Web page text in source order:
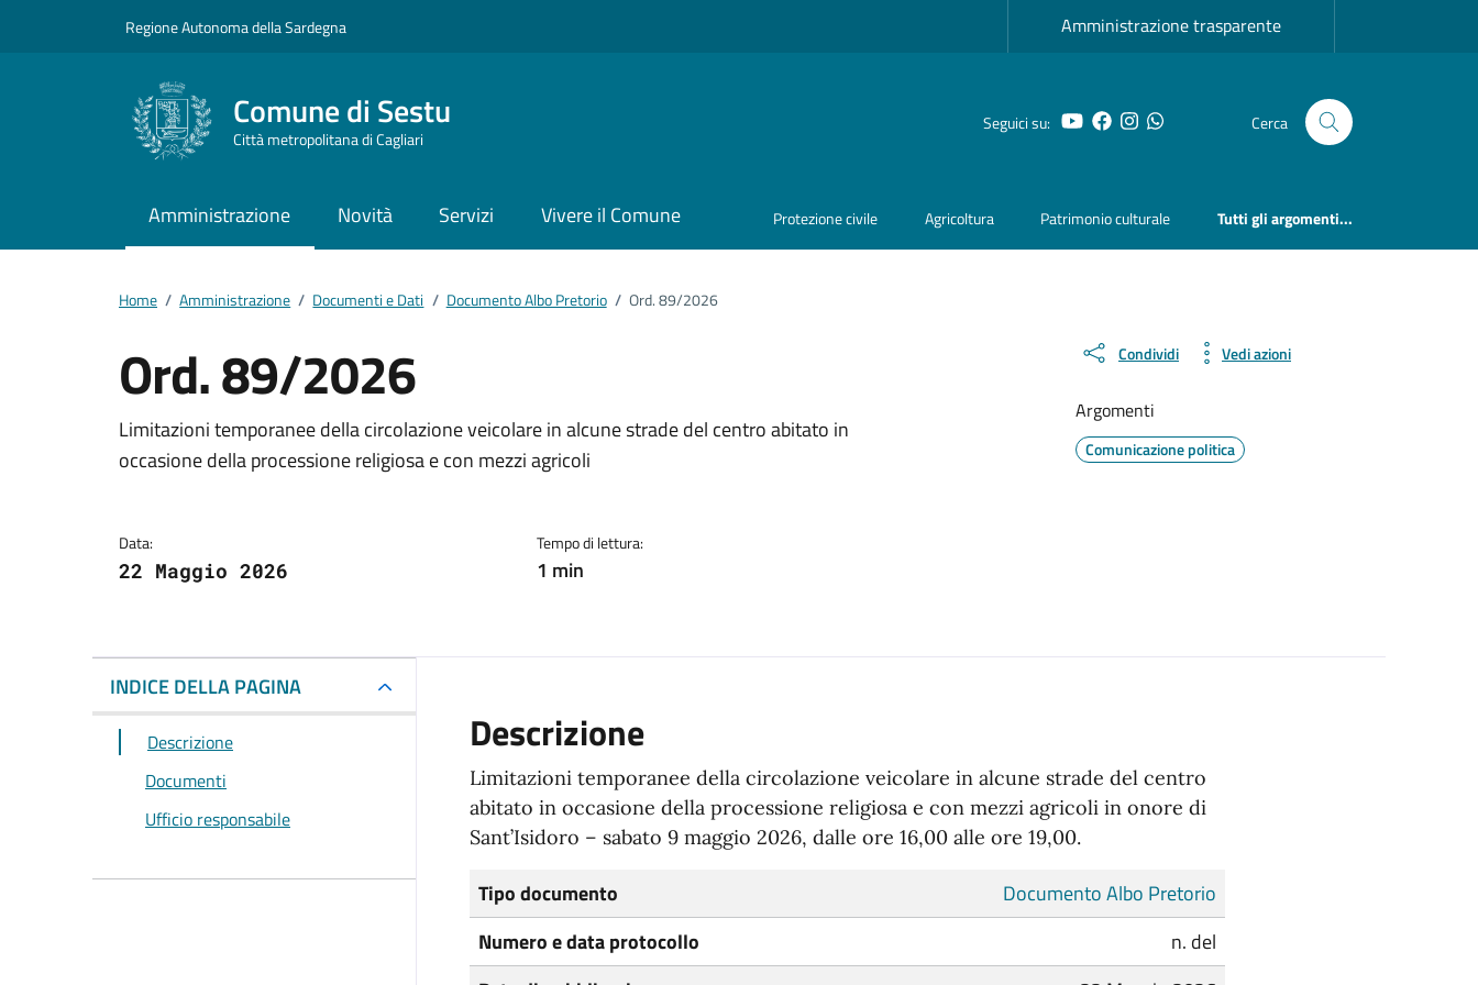
Regione Autonoma della Sardegna Amministrazione trasparente
Comune di Sestu
Città metropolitana di Cagliari
Seguici su: YouTube
Facebook
Instagram
Whatsapp Cerca
Amministrazione Novità Servizi Vivere il Comune Protezione civile Agricoltura Patrimonio culturale Tutti gli argomenti...
Home / Amministrazione / Documenti e Dati / Documento Albo Pretorio / Ord. 89/2026
Ord. 89/2026
Dettagli del documento
Limitazioni temporanee della circolazione veicolare in alcune strade del centro abitato in
occasione della processione religiosa e con mezzi agricoli
Data:
22 Maggio 2026
Tempo di lettura:
1 min
Condividi Vedi azioni
Argomenti
Comunicazione politica
INDICE DELLA PAGINA
Descrizione
Documenti
Ufficio responsabile
Descrizione
Limitazioni temporanee della circolazione veicolare in alcune strade del centro
abitato in occasione della processione religiosa e con mezzi agricoli in onore di
Sant’Isidoro – sabato 9 maggio 2026, dalle ore 16,00 alle ore 19,00.
Tipo documento
Documento Albo Pretorio
Numero e data protocollo
n. del